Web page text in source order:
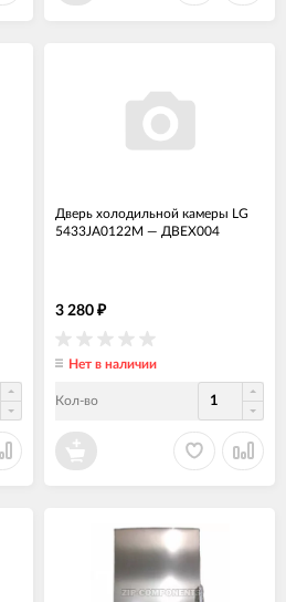
Дверь холодильной камеры LG
5433JA0122M — ДВЕХ004
3 280 ₽
Нет в наличии
Кол-во